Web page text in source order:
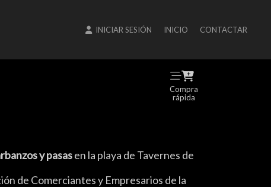
INICIAR SESIÓN INICIO CONTACTAR
Compra
rápida
y pasasen la playa de Tavernes de
de Comerciantes y Empresarios de la